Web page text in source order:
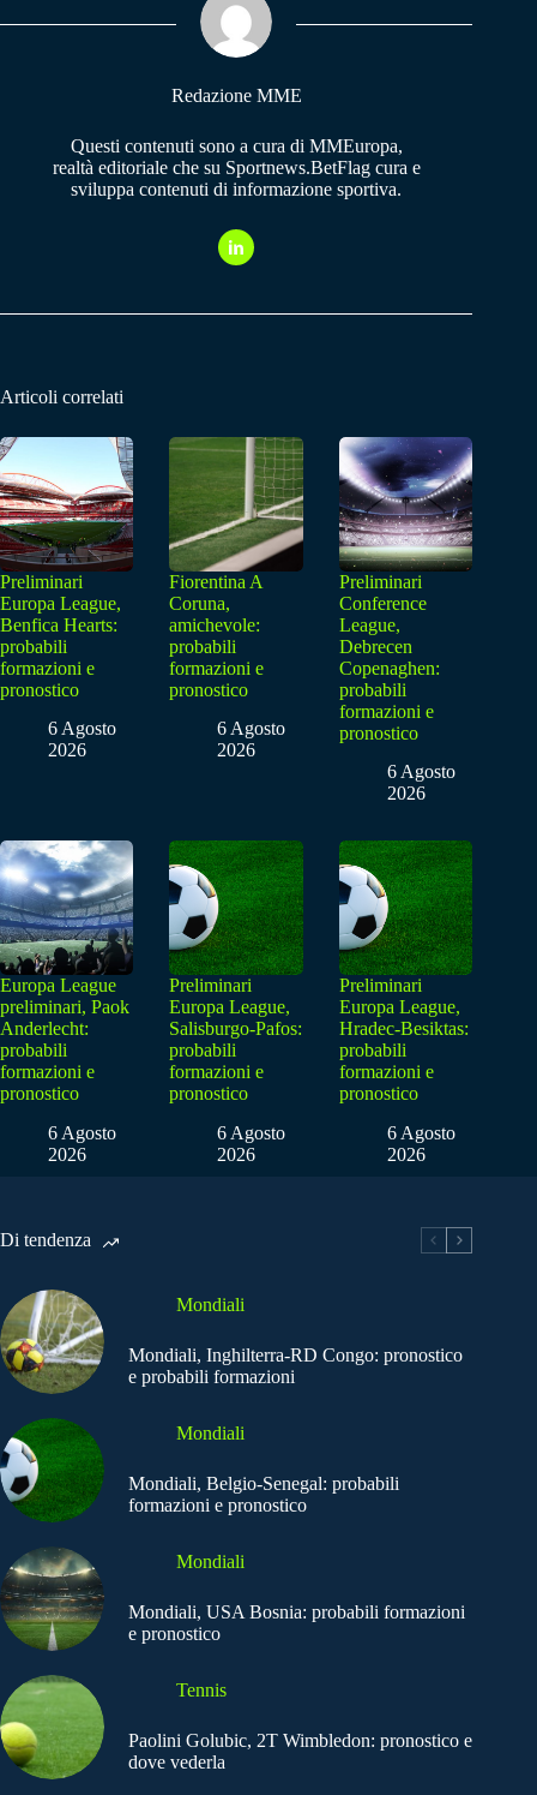
pp m
Redazione MME
Questi contenuti sono a cura di MMEuropa,
realtà editoriale che su Sportnews.BetFlag cura e
sviluppa contenuti di informazione sportiva.
Articoli correlati
Preliminari
Europa League,
Benfica Hearts:
probabili
formazioni e
pronostico
6 Agosto
2026
Fiorentina A
Coruna,
amichevole:
probabili
formazioni e
pronostico
6 Agosto
2026
Preliminari
Conference
League,
Debrecen
Copenaghen:
probabili
formazioni e
pronostico
6 Agosto
2026
Europa League
preliminari, Paok
Anderlecht:
probabili
formazioni e
pronostico
6 Agosto
2026
Preliminari
Europa League,
Salisburgo-Pafos:
probabili
formazioni e
pronostico
6 Agosto
2026
Preliminari
Europa League,
Hradec-Besiktas:
probabili
formazioni e
pronostico
6 Agosto
2026
Di tendenza
Mondiali
Mondiali, Inghilterra-RD Congo: pronostico
e probabili formazioni
Mondiali
Mondiali, Belgio-Senegal: probabili
formazioni e pronostico
Mondiali
Mondiali, USA Bosnia: probabili formazioni
e pronostico
Tennis
Paolini Golubic, 2T Wimbledon: pronostico e
dove vederla